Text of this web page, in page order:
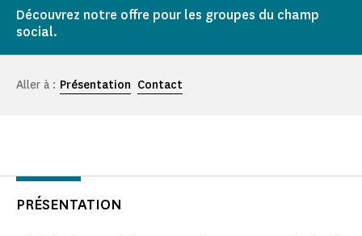
Découvrez notre offre pour les groupes du champ
social.
Aller à : Présentation Contact
PRÉSENTATION